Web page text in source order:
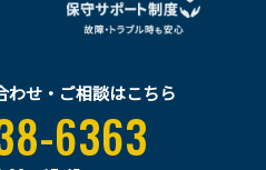
わせ・ご相談はこちら
6363